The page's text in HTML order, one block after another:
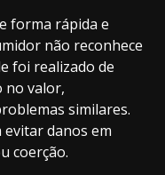
forma rápida e
não reconhece
foi realizado de
no valor,
similares.
danos em
coerção.